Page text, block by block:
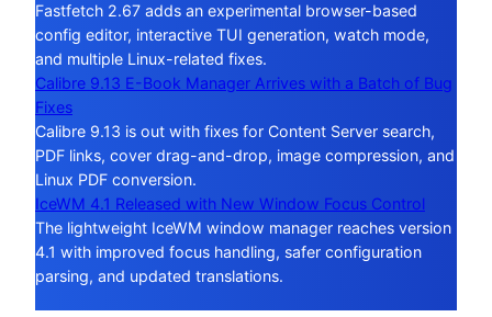
Fastfetch 2.67 adds an experimental browser-based
config editor, interactive TUI generation, watch mode,
and multiple Linux-related fixes.
Calibre 9.13 E-Book Manager Arrives with a Batch of Bug
Fixes
Calibre 9.13 is out with fixes for Content Server search,
PDF links, cover drag-and-drop, image compression, and
Linux PDF conversion.
IceWM 4.1 Released with New Window Focus Control
The lightweight IceWM window manager reaches version
4.1 with improved focus handling, safer configuration
parsing, and updated translations.